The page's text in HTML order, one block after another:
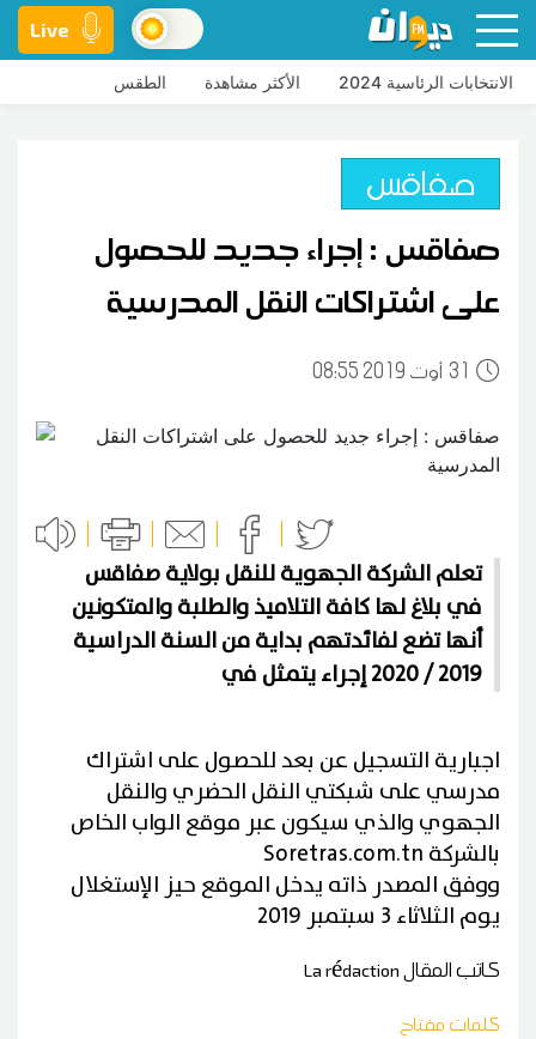
Live
الانتخابات الرئاسية 2024 الأكثر مشاهدة الطقس
صفاقس
صفاقس : إجراء جديد للحصول
على اشتراكات النقل المدرسية
3108:55 2019 أوت
تعلم الشركة الجهوية للنقل بولاية صفاقس
في بلاغ لها كافة التلاميذ والطلبة والمتكونين
أنها تضع لفائدتهم بداية من السنة الدراسية
2019 / 2020 إجراء يتمثل في
اجبارية التسجيل عن بعد للحصول على اشتراك
مدرسي على شبكتي النقل الحضري والنقل
الجهوي والذي سيكون عبر موقع الواب الخاص
بالشركة Soretras.com.tn
ووفق المصدر ذاته يدخل الموقع حيز الإستغلال
يوم الثلاثاء 3 سبتمبر 2019
كاتب المقالLa rédaction
كلمات مفتاح